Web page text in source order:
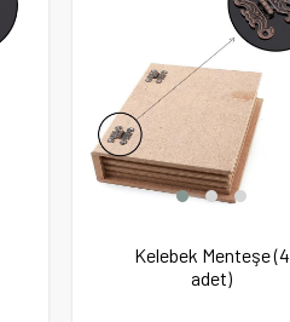
Kelebek Menteşe (4
adet)